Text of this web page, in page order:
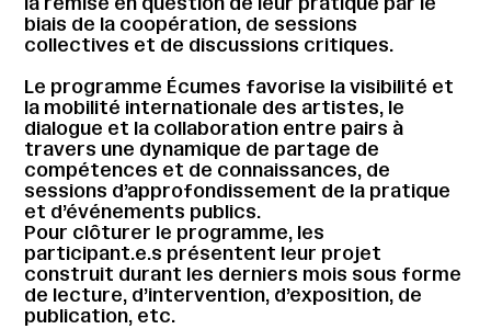
biais de la coopération, de sessions
collectives et de discussions critiques.
Le programme Écumes favorise la visibilité et
la mobilité internationale des artistes, le
dialogue et la collaboration entre pairs à
travers une dynamique de partage de
compétences et de connaissances, de
sessions d’approfondissement de la pratique
et d’événements publics.
Pour clôturer le programme, les
participant.e.s présentent leur projet
construit durant les derniers mois sous forme
de lecture, d’intervention, d’exposition, de
publication, etc.